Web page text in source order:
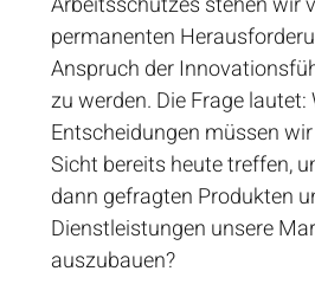
permanenten
Anspruch der
zu werden. Die Frage lautet:
Entscheidungen müssen
Sicht bereits heute treffen,
dann gefragten Produkten
Dienstleistungen unsere
auszubauen?